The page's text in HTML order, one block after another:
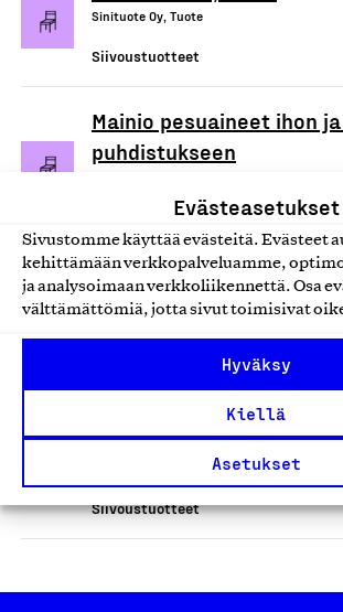
Evästeasetukset
Sivustomme käyttää evästeitä. Evästeet
kehittämään verkkopalveluamme,
ja analysoimaan verkkoliikennettä. Osa
välttämättömiä, jotta sivut toimisivat
Hyväksy
Kiellä
Asetukset
Sinituote Oy, Tuote
Siivoustuotteet
Mainio pesuaineet ihon
puhdistukseen
Siivoustuotteet
Ecotex/Devteks
Tekslund Oy, Tuote
Arkivé Care -tahrasaippua
(tuoksuton)
Arkivé Academy Oy, Tuote
Siivoustuotteet